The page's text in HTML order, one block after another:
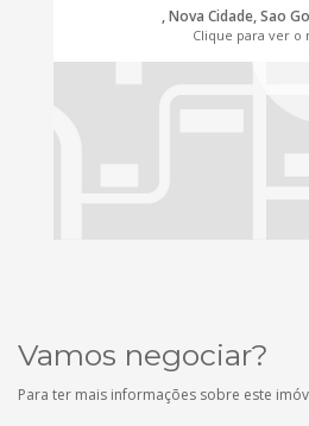
, Nova Cidade, Sao
Clique para ver o
Vamos negociar?
Para ter mais informações sobre este